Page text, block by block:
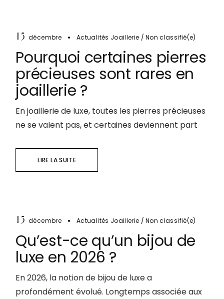
15 décembre Actualités Joaillerie Non classifié(e)
Pourquoi certaines pierres
précieuses sont rares en
joaillerie ?
En joaillerie de luxe, toutes les pierres précieuses
ne se valent pas, et certaines deviennent part
LIRE LA SUITE
15 décembre Actualités Joaillerie Non classifié(e)
Qu’est-ce qu’un bijou de
luxe en 2026 ?
En 2026, la notion de bijou de luxe a
profondément évolué. Longtemps associée aux